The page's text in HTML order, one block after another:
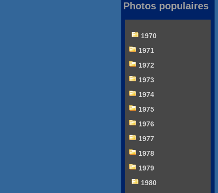
Photos populaires
1970
1971
1972
1973
1974
1975
1976
1977
1978
1979
1980